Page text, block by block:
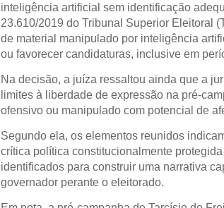
inteligência artificial sem identificação
23.610/2019 do Tribunal Superior Eleitoral
de material manipulado por inteligência
ou favorecer candidaturas, inclusive em
Na decisão, a juíza ressaltou ainda que a
limites à liberdade de expressão na pré-
ofensivo ou manipulado com potencial de
Segundo ela, os elementos reunidos
crítica política constitucionalmente
identificados para construir uma narrativa
governador perante o eleitorado.